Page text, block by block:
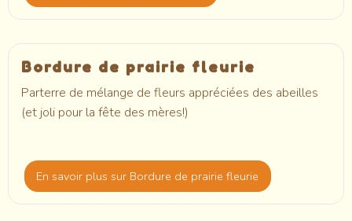
Bordure de prairie fleurie
Parterre de mélange de fleurs appréciées des abeilles
(et joli pour la fête des mères!)
En savoir plussur Bordure de prairie fleurie